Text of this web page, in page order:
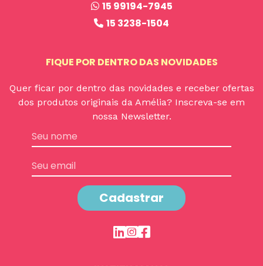
15 99194-7945
15 3238-1504
FIQUE POR DENTRO DAS NOVIDADES
Quer ficar por dentro das novidades e receber ofertas
dos produtos originais da Amélia? Inscreva-se em
nossa Newsletter.
Cadastrar